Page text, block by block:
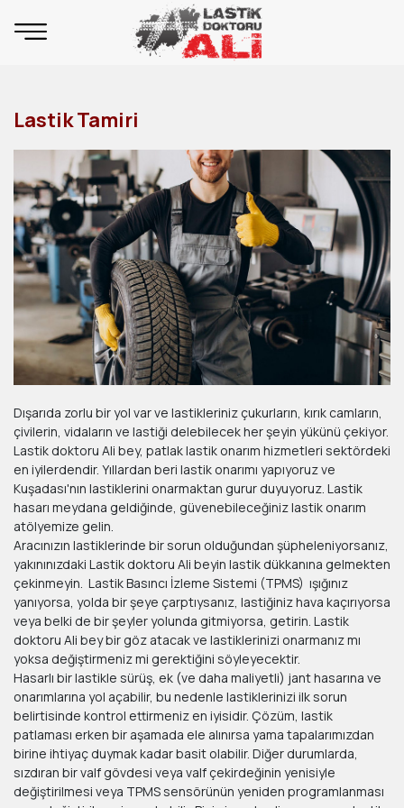
Lastik Tamiri
Dışarıda zorlu bir yol var ve lastikleriniz çukurların, kırık camların,
çivilerin, vidaların ve lastiği delebilecek her şeyin yükünü çekiyor.
Lastik doktoru Ali bey, patlak lastik onarım hizmetleri sektördeki
en iyilerdendir. Yıllardan beri lastik onarımı yapıyoruz ve
Kuşadası'nın lastiklerini onarmaktan gurur duyuyoruz. Lastik
hasarı meydana geldiğinde, güvenebileceğiniz lastik onarım
atölyemize gelin.
Aracınızın lastiklerinde bir sorun olduğundan şüpheleniyorsanız,
yakınınızdaki Lastik doktoru Ali beyin lastik dükkanına gelmekten
çekinmeyin. Lastik Basıncı İzleme Sistemi (TPMS) ışığınız
yanıyorsa, yolda bir şeye çarptıysanız, lastiğiniz hava kaçırıyorsa
veya belki de bir şeyler yolunda gitmiyorsa, getirin. Lastik
doktoru Ali bey bir göz atacak ve lastiklerinizi onarmanız mı
yoksa değiştirmeniz mi gerektiğini söyleyecektir.
Hasarlı bir lastikle sürüş, ek (ve daha maliyetli) jant hasarına ve
onarımlarına yol açabilir, bu nedenle lastiklerinizi ilk sorun
belirtisinde kontrol ettirmeniz en iyisidir. Çözüm, lastik
patlaması erken bir aşamada ele alınırsa yama tapalarımızdan
birine ihtiyaç duymak kadar basit olabilir. Diğer durumlarda,
sızdıran bir valf gövdesi veya valf çekirdeğinin yenisiyle
değiştirilmesi veya TPMS sensörünün yeniden programlanması